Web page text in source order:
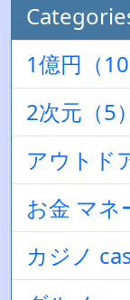
1億円（10
2次元（5）
アウトド
お金 マネ
カジノ